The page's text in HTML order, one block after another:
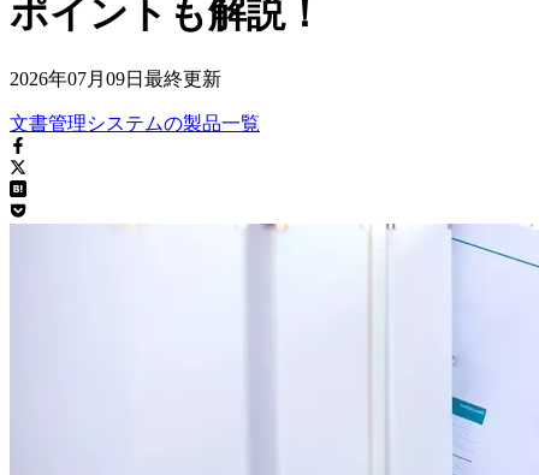
ポイントも解説！
2026年07月09日 最終更新
文書管理システムの製品一覧